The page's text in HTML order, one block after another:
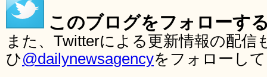
このブログをフォローす
また、Twitterによる更新情報の配
ひ@dailynewsagencyをフォローし